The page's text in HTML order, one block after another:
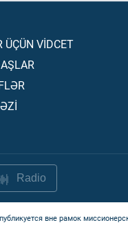
VİDCET
Radio
вне рамок